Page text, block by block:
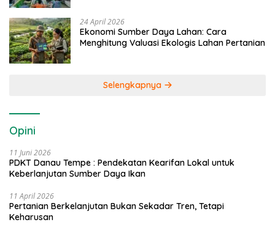
24 April 2026
Ekonomi Sumber Daya Lahan: Cara
Menghitung Valuasi Ekologis Lahan Pertanian
Selengkapnya
Opini
11 Juni 2026
PDKT Danau Tempe : Pendekatan Kearifan Lokal untuk
Keberlanjutan Sumber Daya Ikan
11 April 2026
Pertanian Berkelanjutan Bukan Sekadar Tren, Tetapi
Keharusan